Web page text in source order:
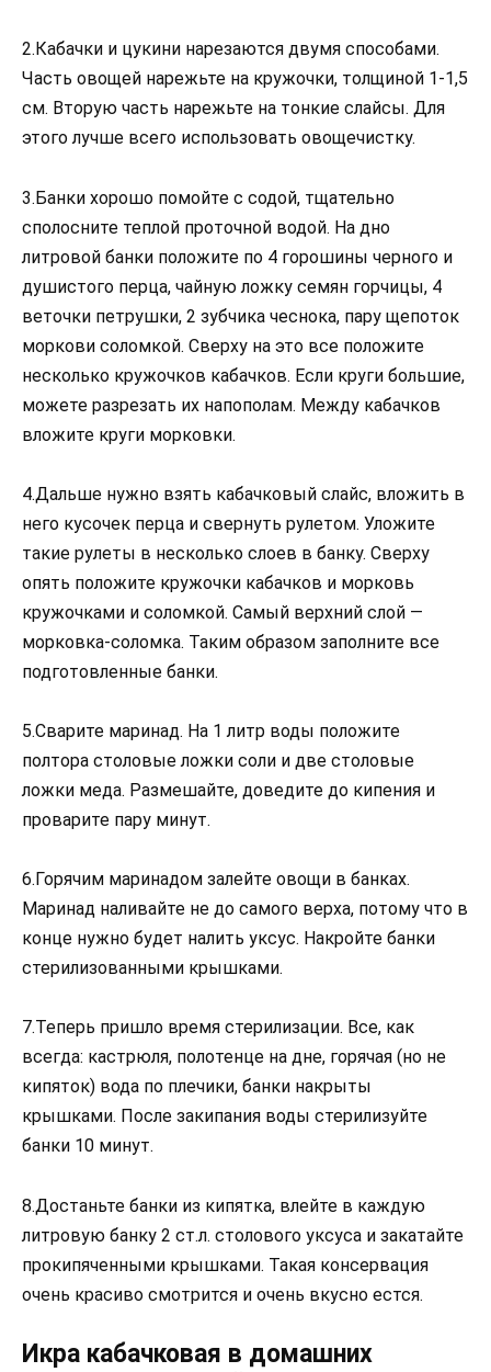
2.Кабачки и цукини нарезаются двумя способами.
Часть овощей нарежьте на кружочки, толщиной 1-1,5
см. Вторую часть нарежьте на тонкие слайсы. Для
этого лучше всего использовать овощечистку.
3.Банки хорошо помойте с содой, тщательно
сполосните теплой проточной водой. На дно
литровой банки положите по 4 горошины черного и
душистого перца, чайную ложку семян горчицы, 4
веточки петрушки, 2 зубчика чеснока, пару щепоток
моркови соломкой. Сверху на это все положите
несколько кружочков кабачков. Если круги большие,
можете разрезать их напополам. Между кабачков
вложите круги морковки.
4.Дальше нужно взять кабачковый слайс, вложить в
него кусочек перца и свернуть рулетом. Уложите
такие рулеты в несколько слоев в банку. Сверху
опять положите кружочки кабачков и морковь
кружочками и соломкой. Самый верхний слой —
морковка-соломка. Таким образом заполните все
подготовленные банки.
5.Сварите маринад. На 1 литр воды положите
полтора столовые ложки соли и две столовые
ложки меда. Размешайте, доведите до кипения и
проварите пару минут.
6.Горячим маринадом залейте овощи в банках.
Маринад наливайте не до самого верха, потому что в
конце нужно будет налить уксус. Накройте банки
стерилизованными крышками.
7.Теперь пришло время стерилизации. Все, как
всегда: кастрюля, полотенце на дне, горячая (но не
кипяток) вода по плечики, банки накрыты
крышками. После закипания воды стерилизуйте
банки 10 минут.
8.Достаньте банки из кипятка, влейте в каждую
литровую банку 2 ст.л. столового уксуса и закатайте
прокипяченными крышками. Такая консервация
очень красиво смотрится и очень вкусно естся.
Икра кабачковая в домашних